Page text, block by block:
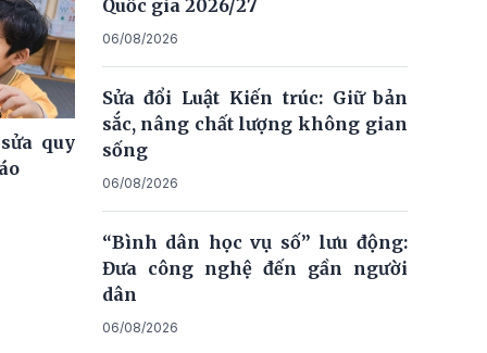
quy
Quốc gia 2026/27
06/08/2026
Sửa đổi Luật Kiến trúc: Giữ bản
sắc, nâng chất lượng không gian
sống
06/08/2026
“Bình dân học vụ số” lưu động:
Đưa công nghệ đến gần người
dân
06/08/2026